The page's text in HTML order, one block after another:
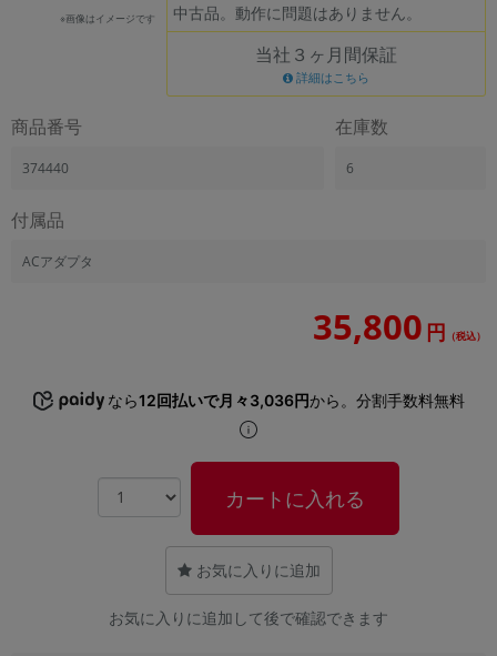
※画像はイメージです
中古品。動作に問題はありません。
当社３ヶ月間保証
詳細はこちら
商品番号
374440
在庫数
6
付属品
ACアダプタ
35,800 円 （税込）
なら12回払いで月々3,036円から。分割手数料無料
カートに入れる
お気に入りに追加
お気に入りに追加して後で確認できます